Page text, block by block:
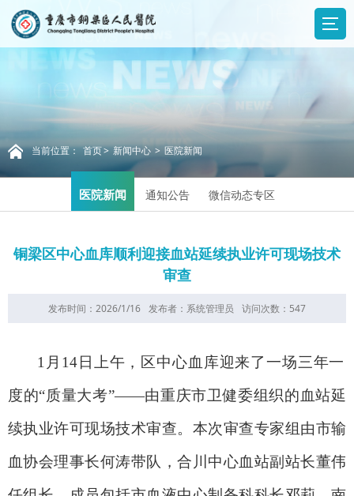
当前位置：首页>新闻中心> 医院新闻
医院新闻 通知公告 微信动态专区
铜梁区中心血库顺利迎接血站延续执业许可现场技术
审查
发布时间：2026/1/16 发布者：系统管理员 访问次数： 547
1 月 14 日 上午 ，区中心血库迎来了一场三年一
度的“质量大考”——由重庆市卫健委组织的血站延
续执业许可现场技术审查。本次审查专家组由市输
血协会理事长何涛带队，合川中心血站副站长董伟